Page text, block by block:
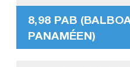
8,98 PAB
PANAMÉEN)